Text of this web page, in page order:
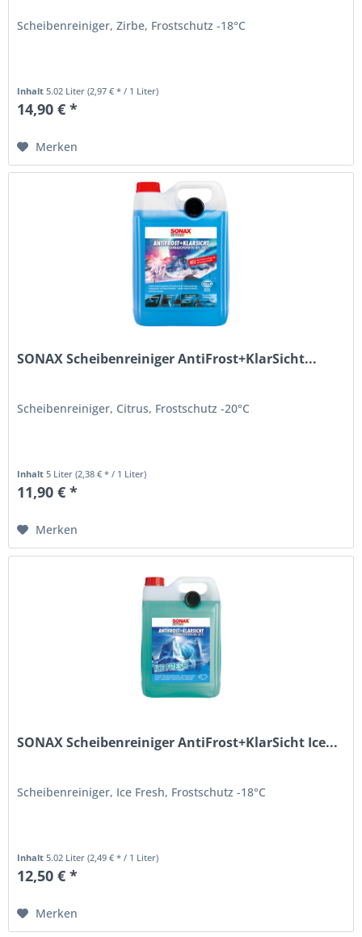
Scheibenreiniger, Zirbe, Frostschutz -18°C
Inhalt 5.02 Liter(2,97 € * / 1 Liter)
14,90 € *
Merken
SONAX Scheibenreiniger AntiFrost+KlarSicht...
Scheibenreiniger, Citrus, Frostschutz -20°C
Inhalt5 Liter(2,38 € * / 1 Liter)
11,90 € *
Merken
SONAX Scheibenreiniger AntiFrost+KlarSicht Ice...
Scheibenreiniger, Ice Fresh, Frostschutz -18°C
Inhalt5.02 Liter(2,49 € * / 1 Liter)
12,50 € *
Merken